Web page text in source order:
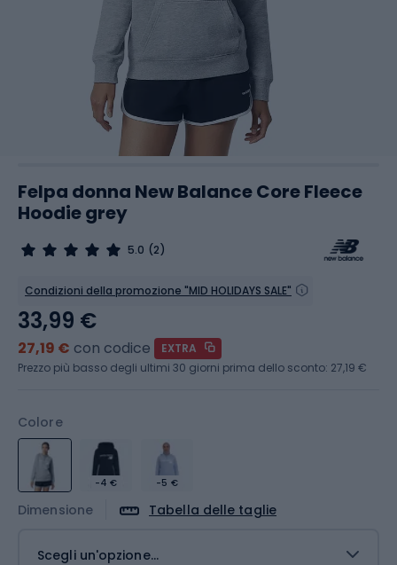
Felpa donna New Balance Core Fleece
Hoodie grey
5.0 (2)
Condizioni della promozione "MID HOLIDAYS SALE"
Colore
-4 € -5 €
Dimensione Tabella delle taglie
Scegli un'opzione...
33,99 €
27,19 € con codice
EXTRA
Prezzo più basso degli ultimi 30 giorni prima dello sconto: 27,19 €